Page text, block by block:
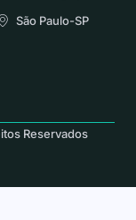
São Paulo-SP
Reservados